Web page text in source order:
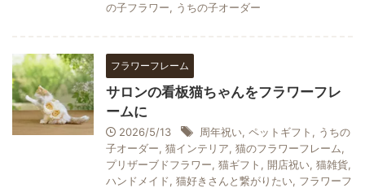
の子フラワー, うちの子オーダー
フラワーフレーム
サロンの看板猫ちゃんをフラワーフレ
ームに
2026/5/13 周年祝い, ペットギフト , うちの
子オーダー, 猫インテリア, 猫のフラワーフレーム,
プリザーブドフラワー, 猫ギフト , 開店祝い, 猫雑貨,
ハンドメイド, 猫好きさんと繋がりたい, フラワーフ